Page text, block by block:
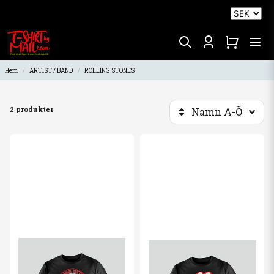
Hem ARTIST / BAND ROLLING STONES
2 produkter Namn A-Ö